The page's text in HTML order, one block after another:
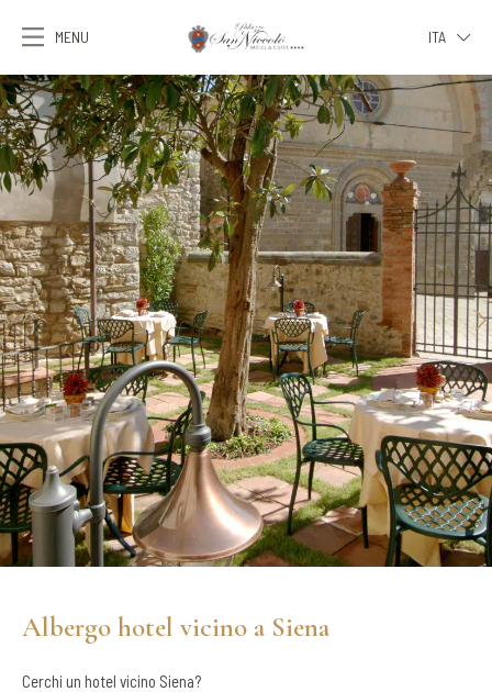
MENU
ITA
FRA
DEU
ESP
Albergo hotel vicino a Siena
Cerchi un hotel vicino Siena?